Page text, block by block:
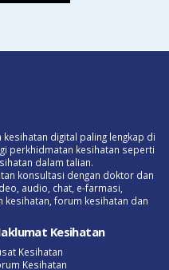
digital paling lengkap di
perkhidmatan kesihatan seperti
dalam talian.
konsultasi dengan doktor dan
audio, chat, e-farmasi,
kesihatan, forum kesihatan dan
Kesihatan
Kesihatan
Kesihatan